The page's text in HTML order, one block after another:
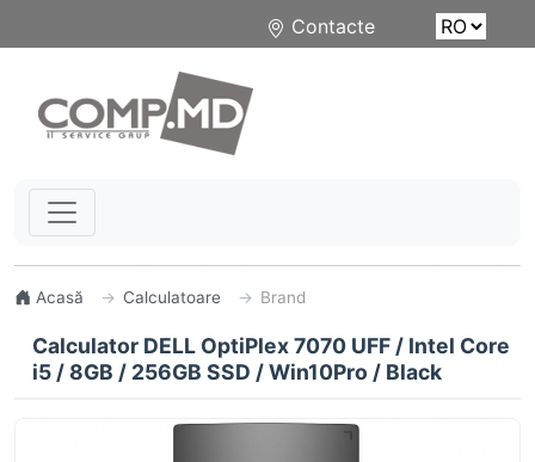
Contacte
Acasă Calculatoare Brand
Calculator DELL OptiPlex 7070 UFF / Intel Core
i5 / 8GB / 256GB SSD / Win10Pro / Black